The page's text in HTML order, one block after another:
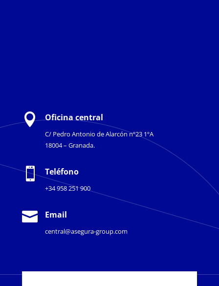
 Oficina central
C/ Pedro Antonio de Alarcón nº23 1ºA
18004 – Granada.
 Teléfono
+34 958 251 900
 Email
central@asegura-group.com